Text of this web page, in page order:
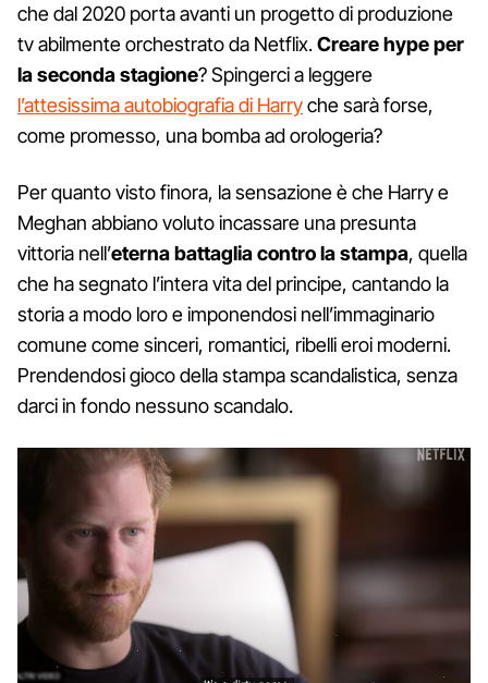
che dal 2020 porta avanti un progetto di produzione
tv abilmente orchestrato da Netflix.Creare hype per
la seconda stagione? Spingerci a leggere
l’attesissima autobiografia di Harryche sarà forse,
come promesso, una bomba ad orologeria?
Per quanto visto finora, la sensazione è che Harry e
Meghan abbiano voluto incassare una presunta
vittoria nell’eterna battaglia contro la stampa, quella
che ha segnato l’intera vita del principe, cantando la
storia a modo loro e imponendosi nell’immaginario
comune come sinceri, romantici, ribelli eroi moderni.
Prendendosi gioco della stampa scandalistica, senza
darci in fondo nessuno scandalo.